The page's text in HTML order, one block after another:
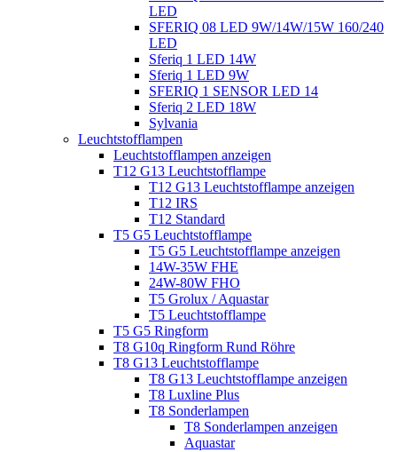
LED
SFERIQ 08 LED 9W/14W/15W 160/240
LED
Sferiq 1 LED 14W
Sferiq 1 LED 9W
SFERIQ 1 SENSOR LED 14
Sferiq 2 LED 18W
Sylvania
Leuchtstofflampen
Leuchtstofflampen anzeigen
T12 G13 Leuchtstofflampe
T12 G13 Leuchtstofflampe anzeigen
T12 IRS
T12 Standard
T5 G5 Leuchtstofflampe
T5 G5 Leuchtstofflampe anzeigen
14W-35W FHE
24W-80W FHO
T5 Grolux / Aquastar
T5 Leuchtstofflampe
T5 G5 Ringform
T8 G10q Ringform Rund Röhre
T8 G13 Leuchtstofflampe
T8 G13 Leuchtstofflampe anzeigen
T8 Luxline Plus
T8 Sonderlampen
T8 Sonderlampen anzeigen
Aquastar